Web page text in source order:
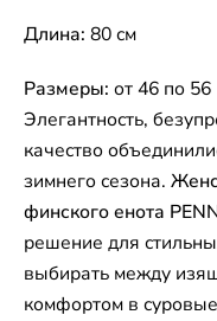
Длина: 80 см
Размеры: от 46 по 56
Элегантность,
качество
зимнего сезона.
финского енота
решение для
выбирать между
комфортом в